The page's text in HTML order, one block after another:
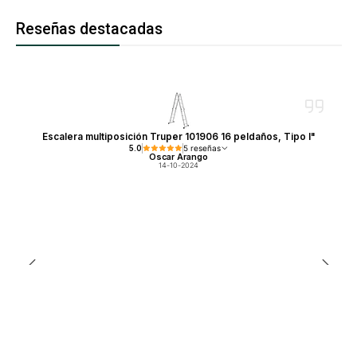
Reseñas destacadas
Escalera multiposición Truper 101906 16 peldaños, Tipo I"
5.0 5 reseñas
Oscar Arango
14-10-2024